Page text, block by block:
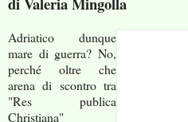
Adriatico dunque
mare di guerra? No,
perché oltre che
arena di scontro tra
"Res publica
Christiana"